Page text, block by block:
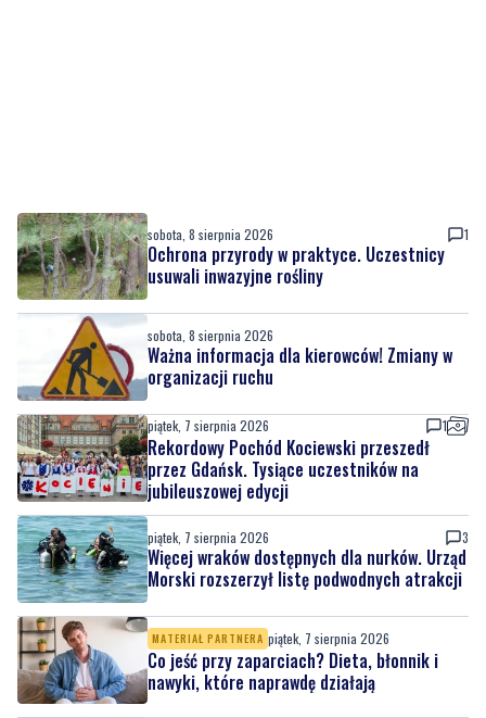
sobota, 8 sierpnia 2026 1
Ochrona przyrody w praktyce. Uczestnicy
usuwali inwazyjne rośliny
sobota, 8 sierpnia 2026
Ważna informacja dla kierowców! Zmiany w
organizacji ruchu
piątek, 7 sierpnia 2026 1
Rekordowy Pochód Kociewski przeszedł
przez Gdańsk. Tysiące uczestników na
jubileuszowej edycji
piątek, 7 sierpnia 2026 3
Więcej wraków dostępnych dla nurków. Urząd
Morski rozszerzył listę podwodnych atrakcji
MATERIAŁ PARTNERA piątek, 7 sierpnia 2026
Co jeść przy zaparciach? Dieta, błonnik i
nawyki, które naprawdę działają